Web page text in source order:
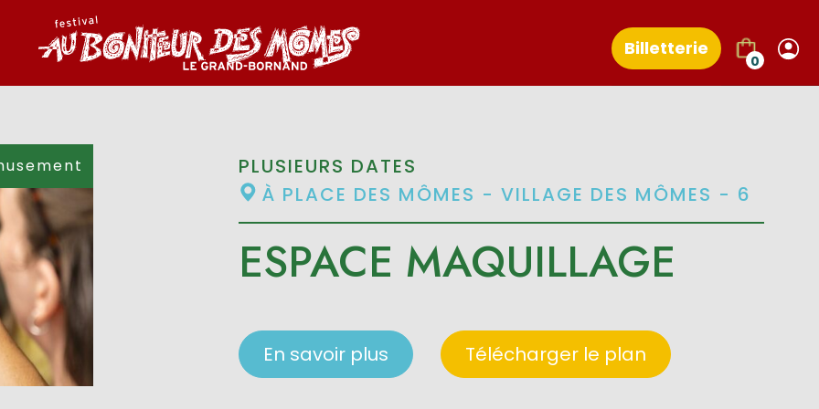
Billetterie
0
PLUSIEURS DATES
À PLACE DES MÔMES - VILLAGE DES MÔMES - 6
ESPACE MAQUILLAGE
Télécharger le plan
En savoir plus